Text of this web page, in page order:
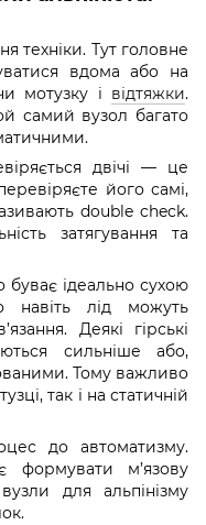
техніки. Тут головне
вдома або на
мотузку і відтяжки.
самий вузол багато
двічі — це
його самі,
double check.
затягування та
буває ідеально сухою
лід можуть
Деякі гірські
сильніше або,
Тому важливо
так і на статичній
до автоматизму.
формувати м’язову
для альпінізму